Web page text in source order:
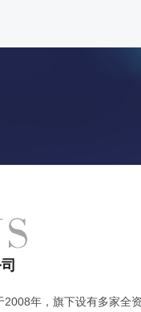
年，旗下设有多家全